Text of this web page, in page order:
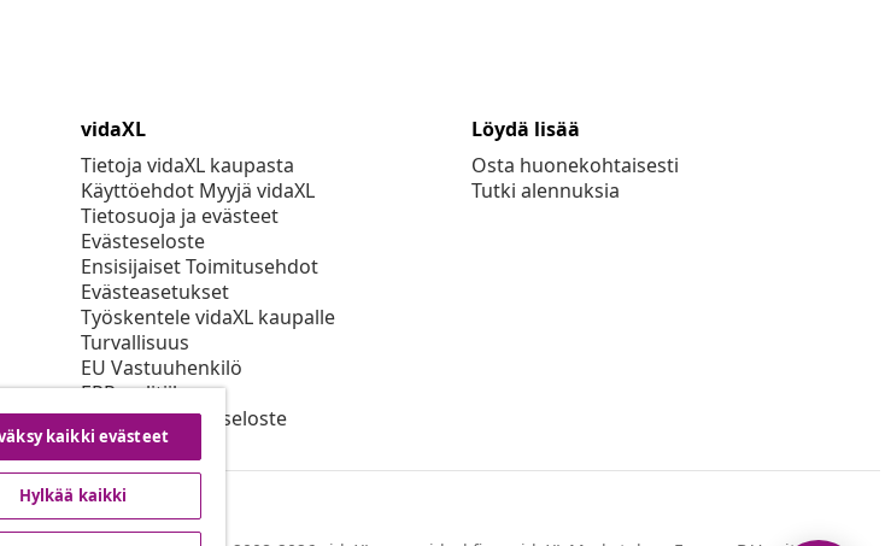
vidaXL
Tietoja vidaXL kaupasta
Käyttöehdot Myyjä vidaXL
Tietosuoja ja evästeet
Evästeseloste
Ensisijaiset Toimitusehdot
Evästeasetukset
Työskentele vidaXL kaupalle
Turvallisuus
EU Vastuuhenkilö
EPR-politiikan
Saavutettavuusseloste
Löydä lisää
Osta huonekohtaisesti
Tutki alennuksia
kaikki evästeet
Hylkää kaikki